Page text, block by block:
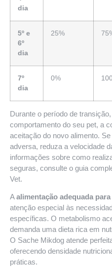
dia
5º e
6º
dia
25%
7º
dia
0%
Durante o período de
comportamento do seu pet, a
aceitação do novo alimento.
adversa, reduza a velocidade
informações sobre como
seguras, consulte o guia
Vet.
Aalimentação adequada
atenção especial às
específicas. O metabolismo
demanda uma dieta rica em
O Sache Mikdog atende
oferecendo densidade
práticas.